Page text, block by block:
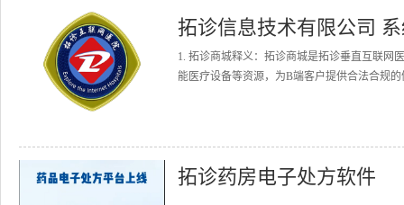
拓诊信息技术有限公司
1. 拓诊商城释义：拓诊商城是拓诊垂直互联网
能医疗设备等资源，为B端客户提供合法合规
拓诊药房电子处方软件